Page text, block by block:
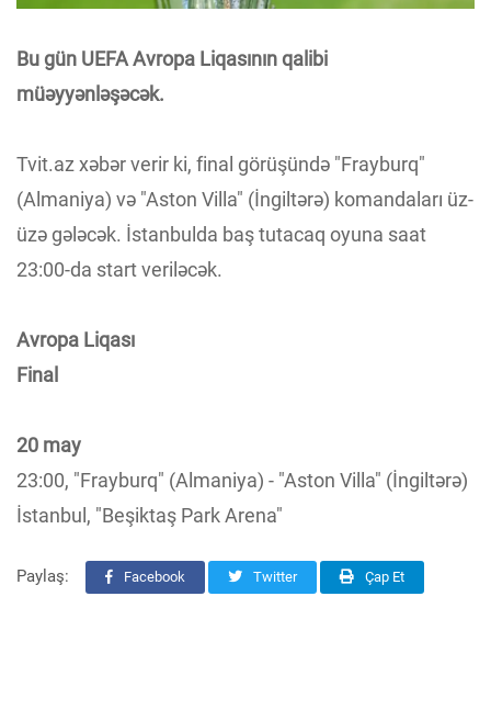
Bu gün UEFA Avropa Liqasının qalibi
müəyyənləşəcək.
Tvit.az xəbər verir ki, final görüşündə "Frayburq"
(Almaniya) və "Aston Villa" (İngiltərə) komandaları üz-
üzə gələcək. İstanbulda baş tutacaq oyuna saat
23:00-da start veriləcək.
Avropa Liqası
Final
20 may
23:00, "Frayburq" (Almaniya) - "Aston Villa" (İngiltərə)
İstanbul, "Beşiktaş Park Arena"
Paylaş: Facebook Twitter Çap Et